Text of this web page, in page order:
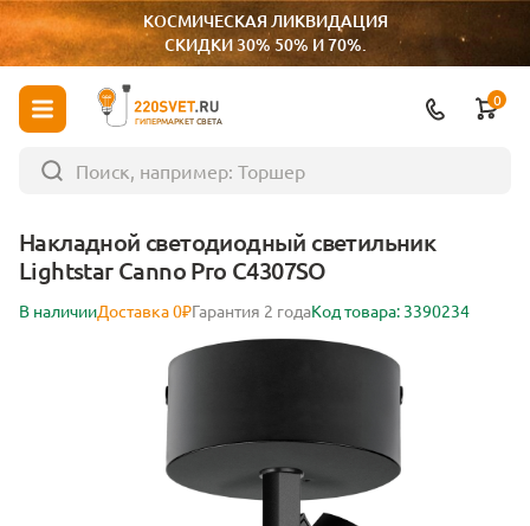
КОСМИЧЕСКАЯ ЛИКВИДАЦИЯ
СКИДКИ 30% 50% И 70%.
ГИПЕРМАРКЕТ СВЕТА
0
Накладной светодиодный светильник
Lightstar Canno Pro C4307SO
В наличииДоставка 0₽Гарантия 2 годаКод товара: 3390234